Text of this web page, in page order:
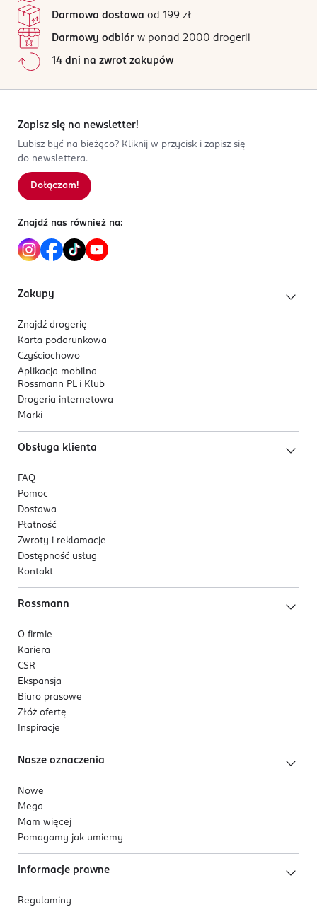
Darmowa dostawa od 199 zł
Darmowy odbiór w ponad 2000 drogerii
14 dni na zwrot zakupów
Zapisz się na newsletter!
Lubisz być na bieżąco? Kliknij w przycisk i zapisz się
do newslettera.
Dołączam!
Znajdź nas również na:
Zakupy
Znajdź drogerię
Karta podarunkowa
Czyściochowo
Aplikacja mobilna
Rossmann PL i Klub
Drogeria internetowa
Marki
Obsługa klienta
FAQ
Pomoc
Dostawa
Płatność
Zwroty i reklamacje
Dostępność usług
Kontakt
Rossmann
O firmie
Kariera
CSR
Ekspansja
Biuro prasowe
Złóż ofertę
Inspiracje
Nasze oznaczenia
Nowe
Mega
Mam więcej
Pomagamy jak umiemy
Informacje prawne
Regulaminy